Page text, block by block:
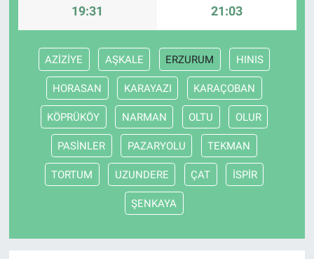
19:31 21:03
AZİZİYE AŞKALE ERZURUM HINIS
HORASAN KARAYAZI KARAÇOBAN
KÖPRÜKÖY NARMAN OLTU OLUR
PASİNLER PAZARYOLU TEKMAN
TORTUM UZUNDERE ÇAT İSPİR
ŞENKAYA